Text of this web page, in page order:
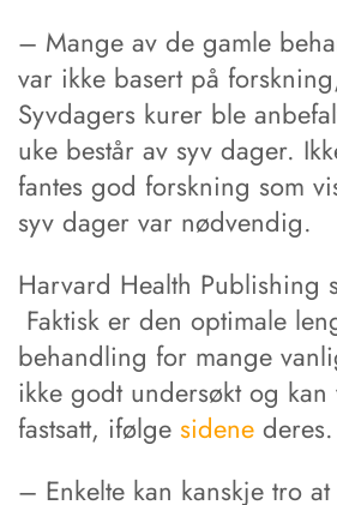
– Mange av de gamle
var ikke basert på
Syvdagers kurer ble
uke består av syv dager.
fantes god forskning som
syv dager var nødvendig.
Harvard Health Publishing
Faktisk er den optimale
behandling for mange
ikke godt undersøkt og
fastsatt, ifølge sidene deres.
– Enkelte kan kanskje tro at